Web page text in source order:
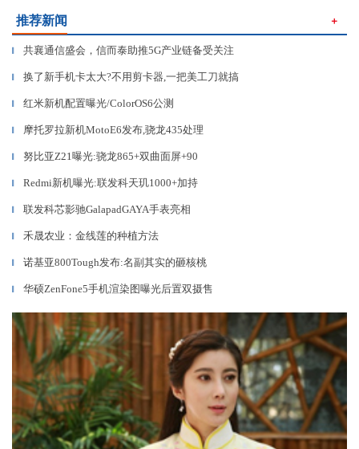
推荐新闻 ＋
▎ 共襄通信盛会，信而泰助推5G产业链备受关注
▎ 换了新手机卡太大?不用剪卡器,一把美工刀就搞
▎ 红米新机配置曝光/ColorOS6公测
▎ 摩托罗拉新机MotoE6发布,骁龙435处理
▎ 努比亚Z21曝光:骁龙865+双曲面屏+90
▎ Redmi新机曝光:联发科天玑1000+加持
▎ 联发科芯影驰GalapadGAYA手表亮相
▎ 禾晟农业：金线莲的种植方法
▎ 诺基亚800Tough发布:名副其实的砸核桃
▎ 华硕ZenFone5手机渲染图曝光后置双摄售